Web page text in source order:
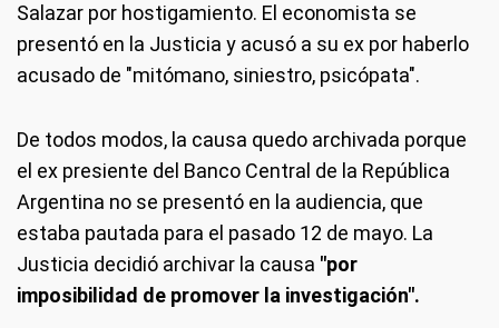
Salazar por hostigamiento. El economista se
presentó en la Justicia y acusó a su ex por haberlo
acusado de "mitómano, siniestro, psicópata".
De todos modos, la causa quedo archivada porque
el ex presiente del Banco Central de la República
Argentina no se presentó en la audiencia, que
estaba pautada para el pasado 12 de mayo. La
Justicia decidió archivar la causa "por
imposibilidad de promover la investigación".